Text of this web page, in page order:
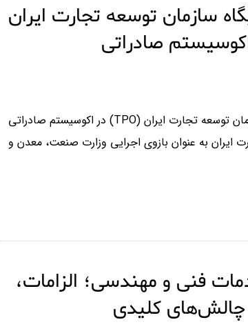
سازمان توسعه تجارت ایران
نقش و جایگاه سازمان توسعه تجارت ایران (TPO) در اکوسیستم صادراتی
ایران به عنوان بازوی اجرایی وزارت صنعت، معدن و
فنی و مهندسی؛ الزامات،
کلیدی